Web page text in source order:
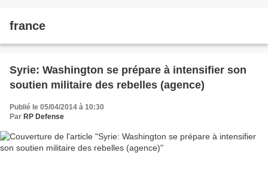
france
Syrie: Washington se prépare à intensifier son
soutien militaire des rebelles (agence)
Publié le 05/04/2014 à 10:30
Par RP Defense